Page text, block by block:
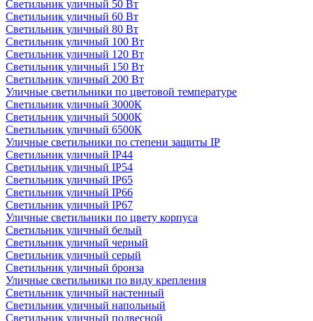
Светильник уличный 50 Вт
Светильник уличный 60 Вт
Светильник уличный 80 Вт
Светильник уличный 100 Вт
Светильник уличный 120 Вт
Светильник уличный 150 Вт
Светильник уличный 200 Вт
Уличные светильники по цветовой температуре
Cветильник уличный 3000К
Cветильник уличный 5000К
Cветильник уличный 6500К
Уличные светильники по степени защиты IP
Светильник уличный IP44
Светильник уличный IP54
Светильник уличный IP65
Светильник уличный IP66
Светильник уличный IP67
Уличные светильники по цвету корпуса
Светильник уличный белый
Светильник уличный черный
Светильник уличный серый
Светильник уличный бронза
Уличные светильники по виду крепления
Светильник уличный настенный
Светильник уличный напольный
Светильник уличный подвесной